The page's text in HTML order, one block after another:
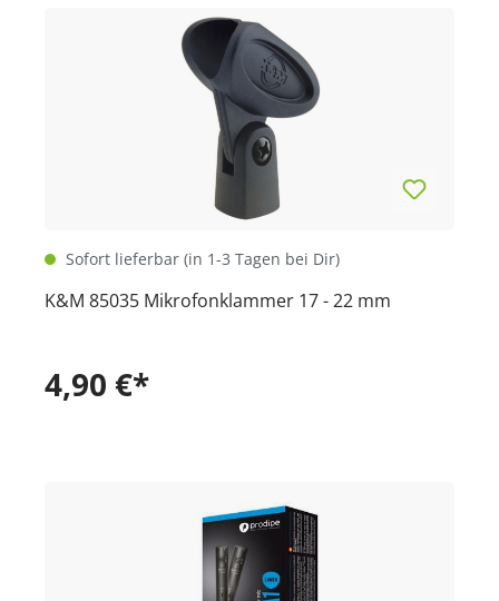
Sofort lieferbar (in 1-3 Tagen bei Dir)
K&M 85035 Mikrofonklammer 17 - 22 mm
4,90 €*